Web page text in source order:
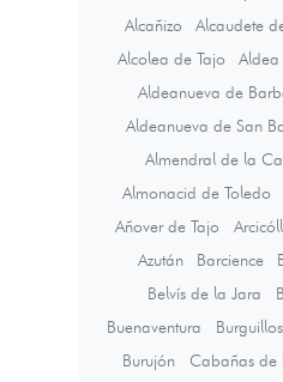
Alcañizo
Alcaudete
Alcolea de Tajo
Aldeanueva de
Aldeanueva de San
Almendral de la
Almonacid de Toledo
Añover de Tajo
Azután
Barcience
Belvís de la Jara
Buenaventura
Burujón
Cabañas de